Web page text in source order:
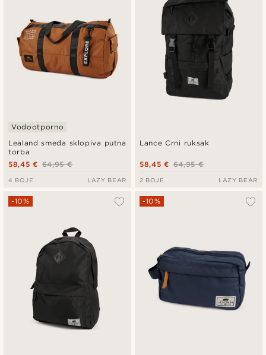
Lealand smeđa sklopiva putna
torba
Vodootporno
64,95 €
58,45 €
4 BOJE LAZY BEAR
Lance Crni ruksak
64,95 €
58,45 €
2 BOJE LAZY BEAR
-10% -10%